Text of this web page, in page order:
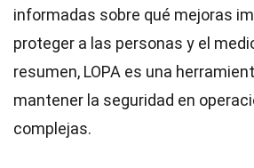
informadas sobre qué mejoras
proteger a las personas y el
resumen, LOPA es una
mantener la seguridad en
complejas.